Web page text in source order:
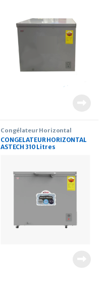
Congélateur Horizontal
CONGELATEUR HORIZONTAL
ASTECH 310 Litres